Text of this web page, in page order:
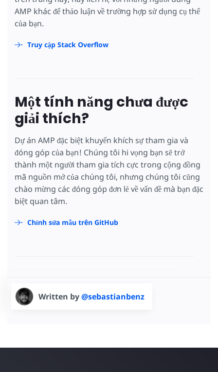
AMP khác để thảo luận về trường hợp sử dụng cụ thể
của bạn.
Truy cập Stack Overflow
Một tính năng chưa được
giải thích?
Dự án AMP đặc biệt khuyến khích sự tham gia và
đóng góp của bạn! Chúng tôi hi vọng bạn sẽ trở
thành một người tham gia tích cực trong cộng đồng
mã nguồn mở của chúng tôi, nhưng chúng tôi cũng
chào mừng các đóng góp đơn lẻ về vấn đề mà bạn đặc
biệt quan tâm.
Chỉnh sửa mẫu trên GitHub
Written by@sebastianbenz